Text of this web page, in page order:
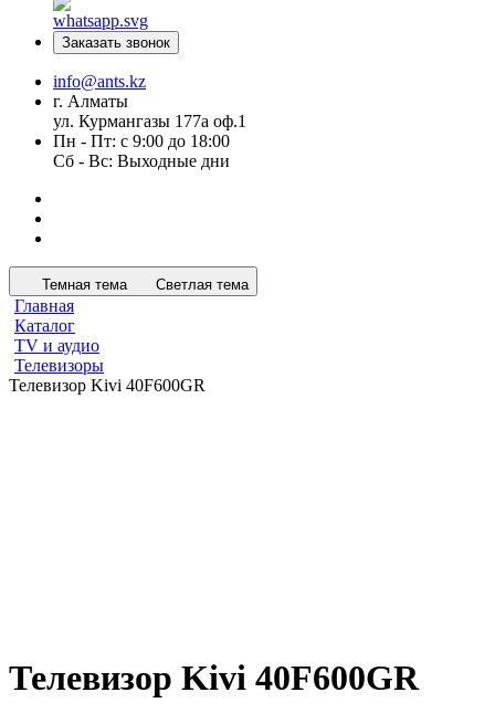
Заказать звонок
info@ants.kz
г. Алматы
ул. Курмангазы 177а оф.1
Пн - Пт: с 9:00 до 18:00
Сб - Вс: Выходные дни
Темная тема Светлая тема
Главная
Каталог
TV и аудио
Телевизоры
Телевизор Kivi 40F600GR
Телевизор Kivi 40F600GR